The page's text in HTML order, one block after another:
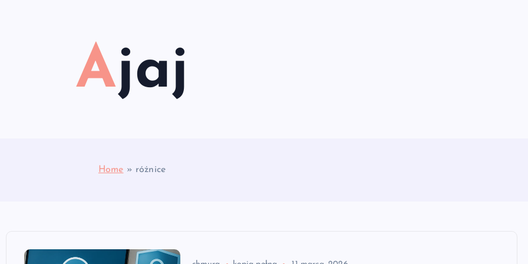
Ajaj
Home » różnice